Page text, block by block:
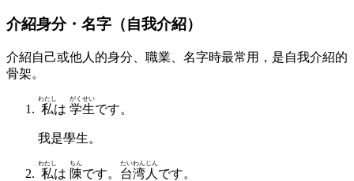
介紹身分・名字（自我介紹）
介紹自己或他人的身分、職業、名字時最常用，是自我介紹的
骨架。
私
わたし
は 学生
がくせい
です。
我是學生。
私
わたし
は 陳
ちん
です。 台湾人
たいわんじん
です。